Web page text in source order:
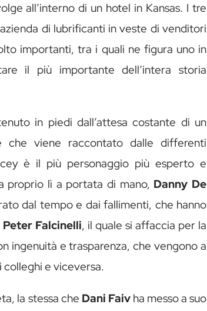
all’interno di un hotel in Kansas. I tre
di lubrificanti in veste di venditori
importanti, tra i quali ne figura uno in
il più importante dell’intera storia
in piedi dall’attesa costante di un
che viene raccontato dalle differenti
è il più personaggio più esperto e
proprio lì a portata di mano, Danny De
dal tempo e dai fallimenti, che hanno
Peter Falcinelli, il quale si affaccia per la
ingenuità e trasparenza, che vengono a
e viceversa.
la stessa che Dani Faivha messo a suo